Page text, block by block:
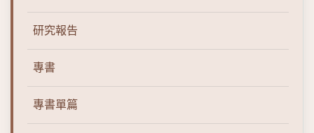
研究報告
專書
專書單篇